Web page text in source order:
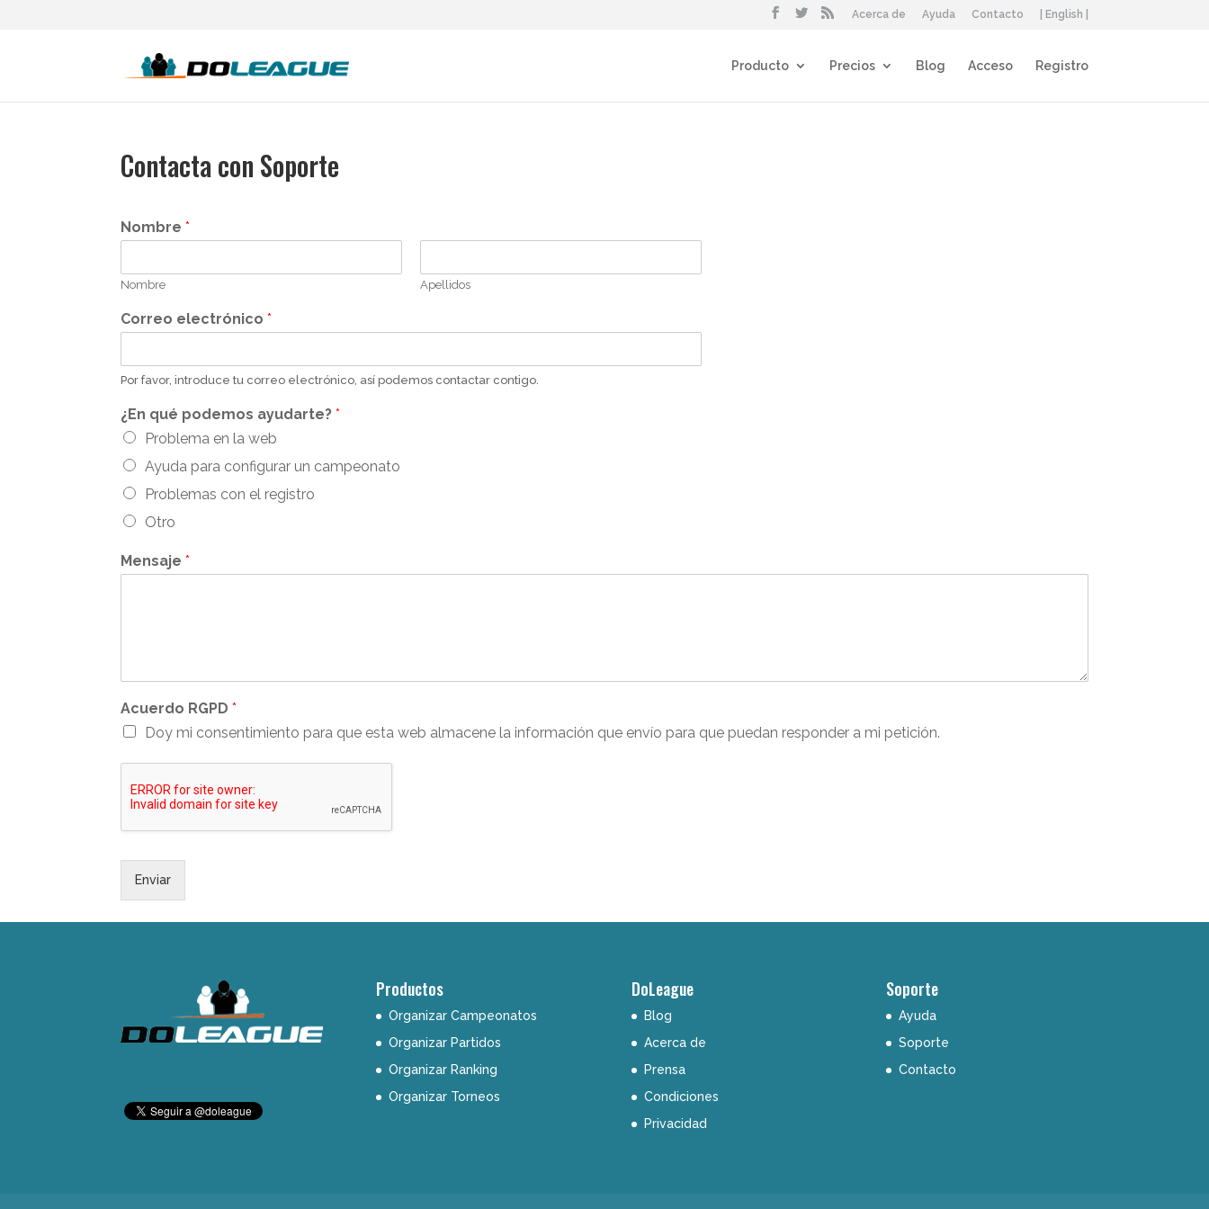
Acerca de Ayuda Contacto | English |
Producto Precios Blog Acceso Registro
Contacta con Soporte
Nombre*
Nombre Apellidos
Correo electrónico*
Por favor, introduce tu correo electrónico, así podemos contactar contigo.
¿En qué podemos ayudarte?*
Problema en la web
Ayuda para configurar un campeonato
Problemas con el registro
Otro
Mensaje*
Acuerdo RGPD*
Doy mi consentimiento para que esta web almacene la información que envío para que puedan responder a mi petición.
Enviar
Productos
Organizar Campeonatos
Organizar Partidos
Organizar Ranking
Organizar Torneos
DoLeague
Blog
Acerca de
Prensa
Condiciones
Privacidad
Soporte
Ayuda
Soporte
Contacto